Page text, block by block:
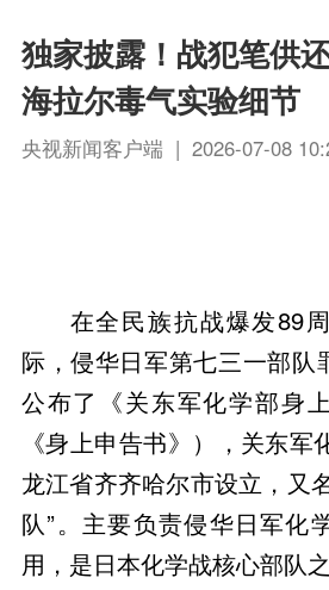
独家披露！战犯笔供
海拉尔毒气实验细节
央视新闻客户端 | 2026-07-08
在全民族抗战爆发89
际，侵华日军第七三一部队
公布了《关东军化学部身
《身上申告书》），关东军
龙江省齐齐哈尔市设立，又
队”。主要负责侵华日军化
用，是日本化学战核心部队之